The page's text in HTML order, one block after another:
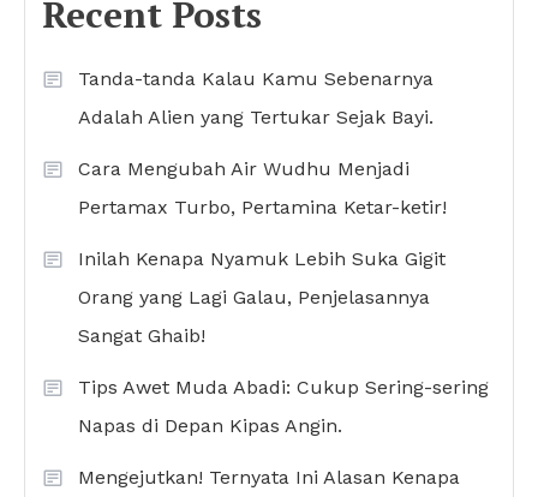
Recent Posts
Tanda-tanda Kalau Kamu Sebenarnya
Adalah Alien yang Tertukar Sejak Bayi.
Cara Mengubah Air Wudhu Menjadi
Pertamax Turbo, Pertamina Ketar-ketir!
Inilah Kenapa Nyamuk Lebih Suka Gigit
Orang yang Lagi Galau, Penjelasannya
Sangat Ghaib!
Tips Awet Muda Abadi: Cukup Sering-sering
Napas di Depan Kipas Angin.
Mengejutkan! Ternyata Ini Alasan Kenapa